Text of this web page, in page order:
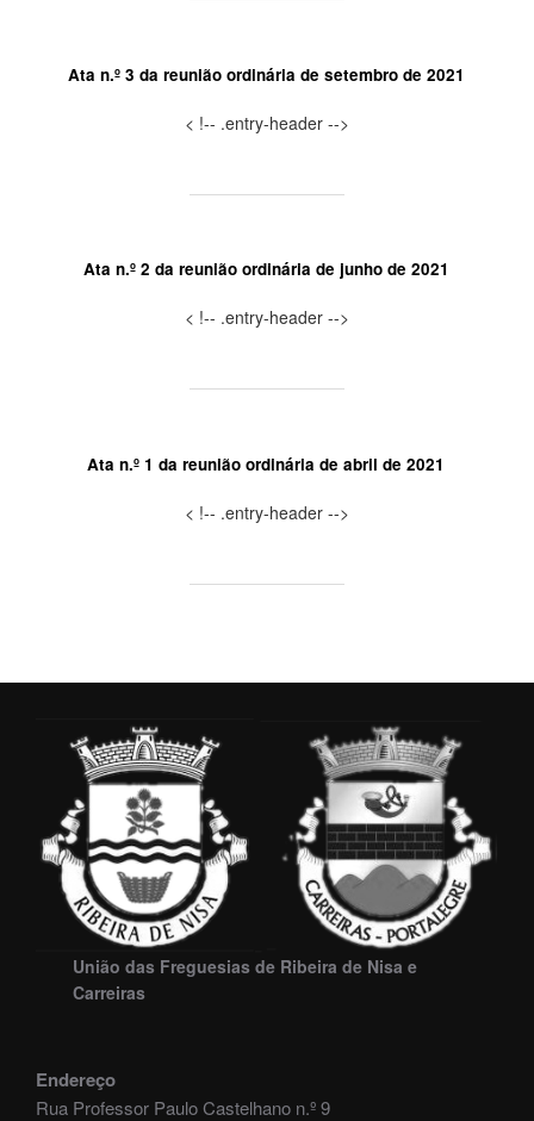
Ata n.º 3 da reunião ordinária de setembro de 2021
< !-- .entry-header -->
Ata n.º 2 da reunião ordinária de junho de 2021
< !-- .entry-header -->
Ata n.º 1 da reunião ordinária de abril de 2021
< !-- .entry-header -->
União das Freguesias de Ribeira de Nisa e
Carreiras
Endereço
Rua Professor Paulo Castelhano n.º 9